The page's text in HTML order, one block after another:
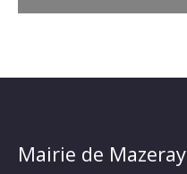
Mairie de Mazeray